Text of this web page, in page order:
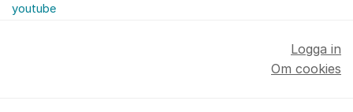
youtube
Logga in
Om cookies